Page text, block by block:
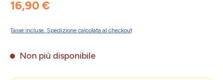
16,90 €
Tasse incluse. Spedizione calcolata al checkout
Non più disponibile